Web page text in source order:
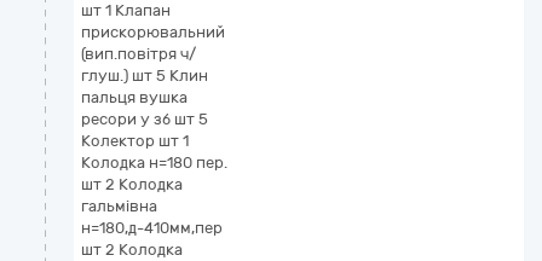
шт 1 Клапан
прискорювальний
(вип.повітря ч/
глуш.) шт 5 Клин
пальця вушка
ресори у зб шт 5
Колектор шт 1
Колодка н=180 пер.
шт 2 Колодка
гальмівна
н=180,д-410мм,пер
шт 2 Колодка